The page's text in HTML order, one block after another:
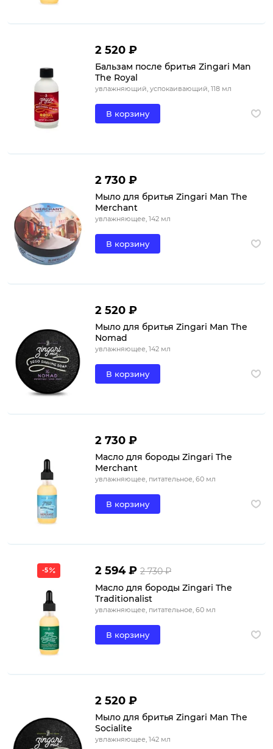
2 520 ₽
Бальзам после бритья Zingari Man
The Royal
увлажняющий, успокаивающий, 118 мл
В корзину
2 730 ₽
Мыло для бритья Zingari Man The
Merchant
увлажняющее, 142 мл
В корзину
2 520 ₽
Мыло для бритья Zingari Man The
Nomad
увлажняющее, 142 мл
В корзину
2 730 ₽
Масло для бороды Zingari The
Merchant
увлажняющее, питательное, 60 мл
В корзину
-5 2 594 ₽ 2 730 ₽
Масло для бороды Zingari The
Traditionalist
увлажняющее, питательное, 60 мл
В корзину
2 520 ₽
Мыло для бритья Zingari Man The
Socialite
увлажняющее, 142 мл